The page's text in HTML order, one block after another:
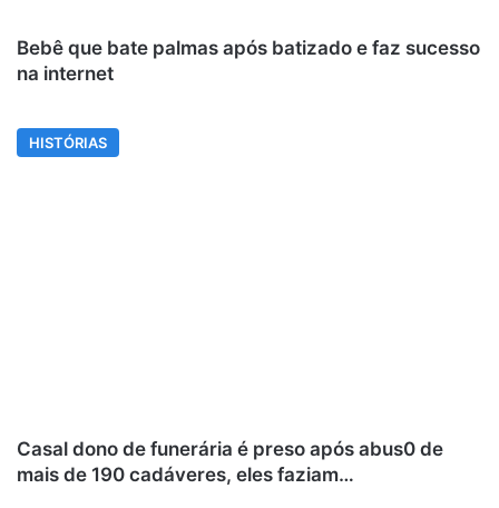
Bebê que bate palmas após batizado e faz sucesso
na internet
HISTÓRIAS
Casal dono de funerária é preso após abus0 de
mais de 190 cadáveres, eles faziam…